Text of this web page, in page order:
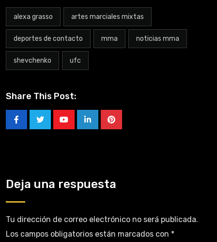
alexa grasso artes marciales mixtas
deportes de contacto mma noticias mma
shevchenko ufc
Share This Post:
Deja una respuesta
Tu dirección de correo electrónico no será publicada.
Los campos obligatorios están marcados con *